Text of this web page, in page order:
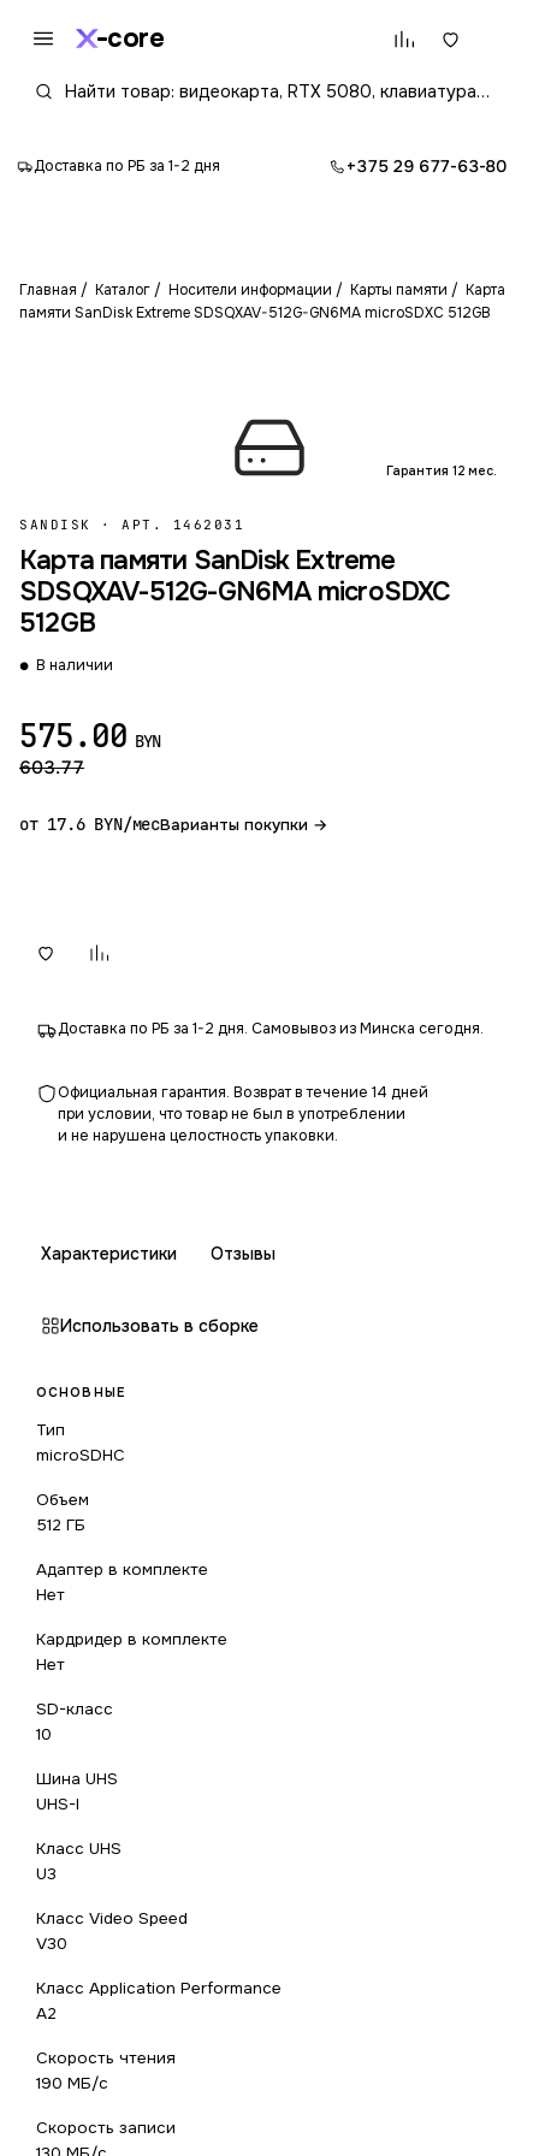
core
Доставка по РБ за 1-2 дня +375 29 677-63-80
Главная Каталог Носители информации Карты памяти
Карта
памяти SanDisk Extreme SDSQXAV-512G-GN6MA microSDXC 512GB
Гарантия 12 мес.
SANDISK · АРТ. 1462031
Карта памяти SanDisk Extreme
SDSQXAV-512G-GN6MA microSDXC
512GB
В наличии
575.00 BYN
603.77
от 17.6 BYN/месВарианты покупки →
Доставка по РБ за 1-2 дня. Самовывоз из Минска сегодня.
Официальная гарантия. Возврат в течение 14 дней
при условии, что товар не был в употреблении
и не нарушена целостность упаковки.
Характеристики Отзывы
Использовать в сборке
ОСНОВНЫЕ
Тип
microSDHC
Объем
512 ГБ
Адаптер в комплекте
Нет
Кардридер в комплекте
Нет
SD-класс
10
Шина UHS
UHS-I
Класс UHS
U3
Класс Video Speed
V30
Класс Application Performance
A2
Скорость чтения
190 МБ/с
Скорость записи